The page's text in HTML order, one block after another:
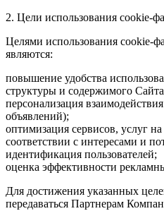
2. Цели использования cookie-
Целями использования cookie-
являются:
повышение удобства
структуры и содержимого
персонализация
объявлений);
оптимизация сервисов, услуг
соответствии с интересами и
идентификация пользователей;
оценка эффективности
Для достижения указанных
передаваться Партнерам